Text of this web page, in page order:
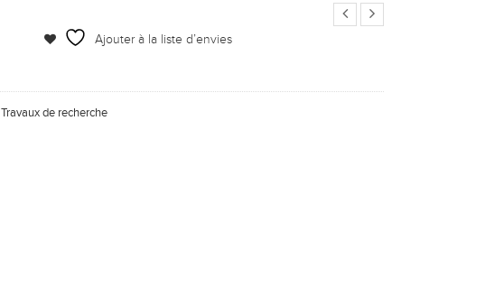
Ajouter à la liste d’envies
Travaux de recherche